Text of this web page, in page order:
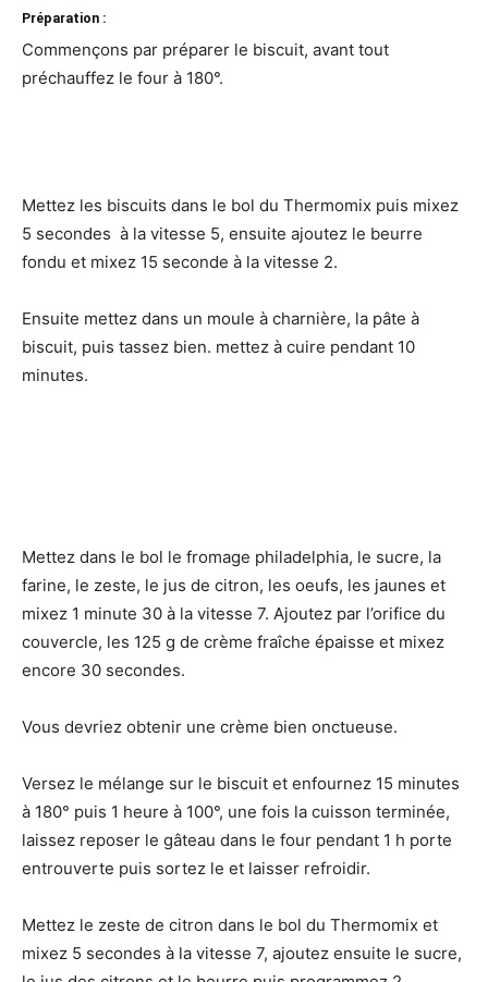
Préparation :
Commençons par préparer le biscuit, avant tout
préchauffez le four à 180°.
Mettez les biscuits dans le bol du Thermomix puis mixez
5 secondes à la vitesse 5, ensuite ajoutez le beurre
fondu et mixez 15 seconde à la vitesse 2.
Ensuite mettez dans un moule à charnière, la pâte à
biscuit, puis tassez bien. mettez à cuire pendant 10
minutes.
Mettez dans le bol le fromage philadelphia, le sucre, la
farine, le zeste, le jus de citron, les oeufs, les jaunes et
mixez 1 minute 30 à la vitesse 7. Ajoutez par l’orifice du
couvercle, les 125 g de crème fraîche épaisse et mixez
encore 30 secondes.
Vous devriez obtenir une crème bien onctueuse.
Versez le mélange sur le biscuit et enfournez 15 minutes
à 180° puis 1 heure à 100°, une fois la cuisson terminée,
laissez reposer le gâteau dans le four pendant 1 h porte
entrouverte puis sortez le et laisser refroidir.
Mettez le zeste de citron dans le bol du Thermomix et
mixez 5 secondes à la vitesse 7, ajoutez ensuite le sucre,